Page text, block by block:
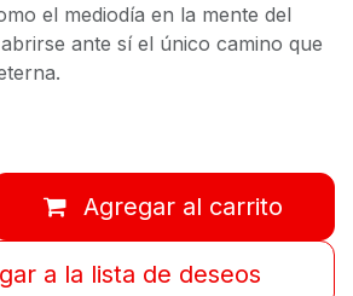
el mediodía en la mente del
ante sí el único camino que
Agregar al carrito
a la lista de deseos